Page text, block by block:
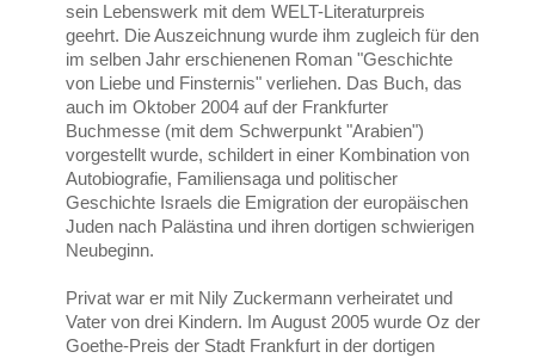
sein Lebenswerk mit dem WELT-Literaturpreis
geehrt. Die Auszeichnung wurde ihm zugleich für den
im selben Jahr erschienenen Roman "Geschichte
von Liebe und Finsternis" verliehen. Das Buch, das
auch im Oktober 2004 auf der Frankfurter
Buchmesse (mit dem Schwerpunkt "Arabien")
vorgestellt wurde, schildert in einer Kombination von
Autobiografie, Familiensaga und politischer
Geschichte Israels die Emigration der europäischen
Juden nach Palästina und ihren dortigen schwierigen
Neubeginn.
Privat war er mit Nily Zuckermann verheiratet und
Vater von drei Kindern. Im August 2005 wurde Oz der
Goethe-Preis der Stadt Frankfurt in der dortigen